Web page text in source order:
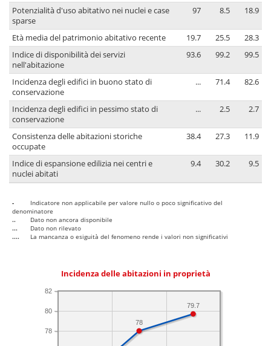
Potenzialità d'uso abitativo nei nuclei e case
sparse
97 8.5 18.9
Età media del patrimonio abitativo recente 19.7 25.5
28.3
Indice di disponibilità dei servizi
nell'abitazione
93.6 99.2 99.5
Incidenza degli edifici in buono stato di
conservazione
... 71.4 82.6
Incidenza degli edifici in pessimo stato di
conservazione
... 2.5 2.7
Consistenza delle abitazioni storiche
occupate
38.4 27.3 11.9
Indice di espansione edilizia nei centri e
nuclei abitati
9.4 30.2 9.5
-
Indicatore non applicabile per valore nullo o poco significativo del
denominatore
..
Dato non ancora disponibile
...
Dato non rilevato
....
La mancanza o esiguità del fenomeno rende i valori non significativi
Incidenza delle abitazioni in proprietà
78
80
82
79.7
78